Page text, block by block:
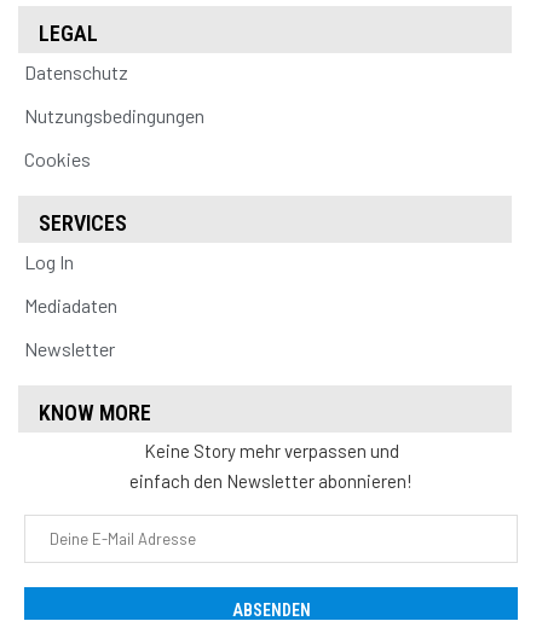
LEGAL
Datenschutz
Nutzungsbedingungen
Cookies
SERVICES
Log In
Mediadaten
Newsletter
KNOW MORE
Keine Story mehr verpassen und
einfach den Newsletter abonnieren!